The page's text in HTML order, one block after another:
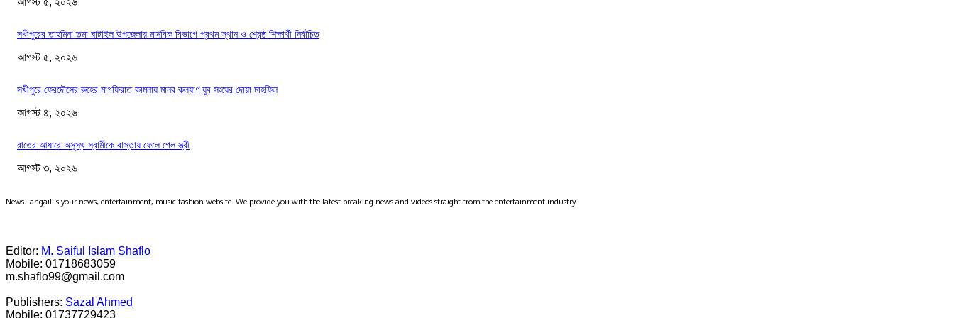
সখীপুরের তাহমিনা তমা ঘাটাইল উপজেলায় মানবিক বিভাগে প্রথম স্থান ও শ্রেষ্ঠ শিক্ষার্থী নির্বাচিত
আগস্ট ৫, ২০২৬
সখীপুরে ফেরদৌসের রুহের মাগফিরাত কামনায় মানব কল্যাণ যুব সংঘের দোয়া মাহফিল
আগস্ট ৪, ২০২৬
রাতের আধারে অসুস্থ স্বামীকে রাস্তায় ফেলে গেল স্ত্রী
আগস্ট ৩, ২০২৬
News Tangail is your news, entertainment, music fashion website. We provide you with the latest breaking news and videos straight from the entertainment industry.
Editor: M. Saiful Islam Shaflo
Mobile: 01718683059
m.shaflo99@gmail.com
Publishers: Sazal Ahmed
Mobile: 01737729423